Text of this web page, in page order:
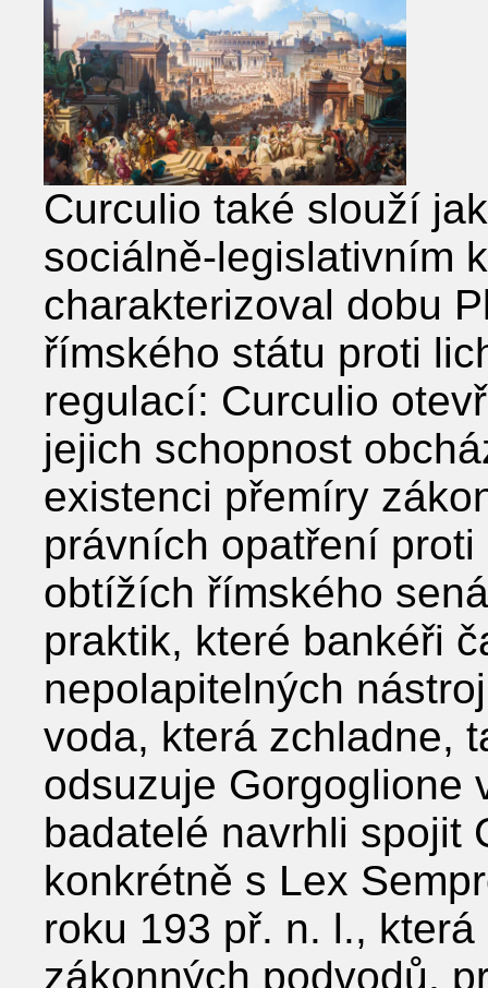
Curculio také slouží
sociálně-legislativním
charakterizoval dobu
římského státu proti
regulací: Curculio
jejich schopnost
existenci přemíry
právních opatření
obtížích římského
praktik, které bankéři
nepolapitelných
voda, která zchladne,
odsuzuje Gorgoglione
badatelé navrhli spojit
konkrétně s Lex
roku 193 př. n. l.,
zákonných podvodů,